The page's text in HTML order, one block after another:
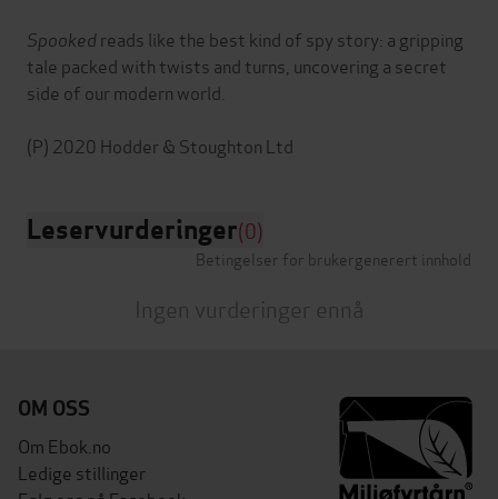
Spookedreads like the best kind of spy story: a gripping
tale packed with twists and turns, uncovering a secret
side of our modern world.
Leservurderinger(0)
Betingelser for brukergenerert innhold
Ingen vurderinger ennå
OM OSS
Om Ebok.no
Ledige stillinger